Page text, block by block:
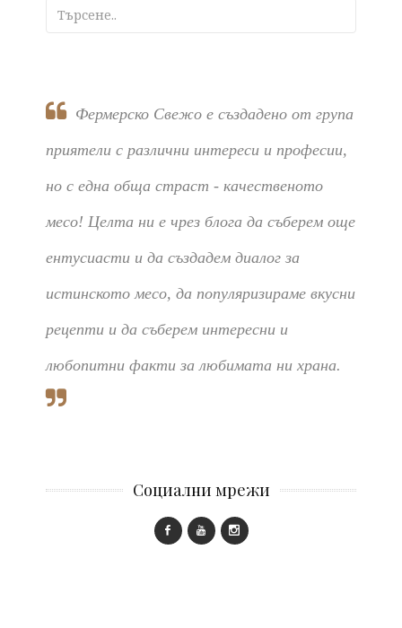
Фермерско Свежо е създадено от група
приятели с различни интереси и професии,
но с една обща страст - качественото
месо! Целта ни е чрез блога да съберем още
ентусиасти и да създадем диалог за
истинското месо, да популяризираме вкусни
рецепти и да съберем интересни и
любопитни факти за любимата ни храна.
Социални мрежи